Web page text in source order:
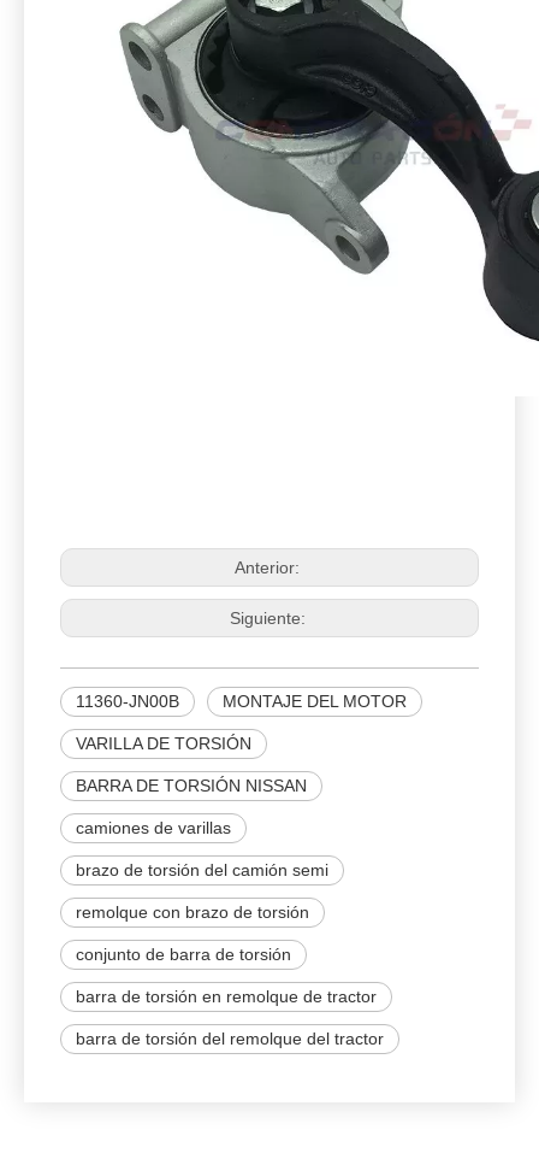
Anterior:
Siguiente:
11360-JN00B MONTAJE DEL MOTOR
VARILLA DE TORSIÓN
BARRA DE TORSIÓN NISSAN
camiones de varillas
brazo de torsión del camión semi
remolque con brazo de torsión
conjunto de barra de torsión
barra de torsión en remolque de tractor
barra de torsión del remolque del tractor